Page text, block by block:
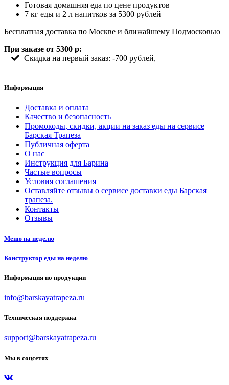
Готовая домашняя еда по цене продуктов
7 кг еды и 2 л напитков за 5300 рублей
Бесплатная доставка по Москве и ближайшему Подмосковью
При заказе от 5300 р:
Скидка на первый заказ: -700 рублей,
Информация
Доставка и оплата
Качество и безопасность
Промокоды, скидки, акции на заказ еды на сервисе
Барская Трапеза
Публичная оферта
О нас
Инструкция для Барина
Частые вопросы
Условия соглашения
Оставляйте отзывы о сервисе доставки еды Барская
трапеза.
Контакты
Отзывы
Меню на неделю
Конструктор еды на неделю
Информация по продукции
info@barskayatrapeza.ru
Техническая поддержка
support@barskayatrapeza.ru
Мы в соцсетях